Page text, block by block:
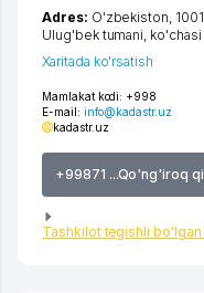
Mamlakat kodi: +998
E-mail: info@kadastr.uz
kadastr.uz
+99871 ...Qo'ng'iroq
Tashkilot tegishli bo'lgan
Adres: O'zbekiston,
Ulug'bek tumani ko'chasi
Xaritada ko'rsatish